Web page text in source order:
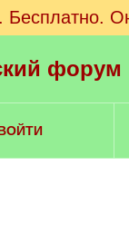
Бесплатно.